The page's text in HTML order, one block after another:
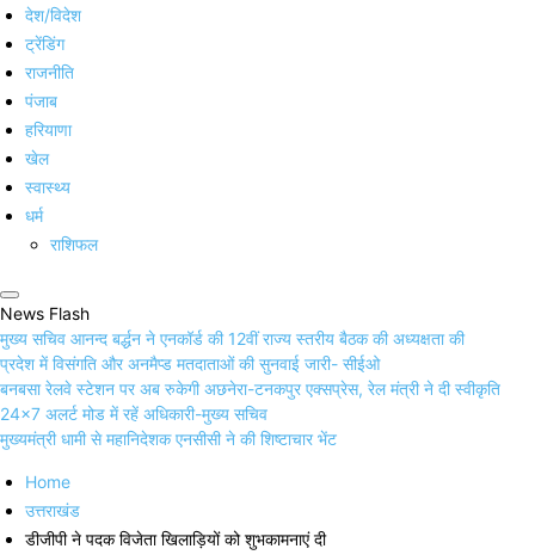
देश/विदेश
ट्रेंडिंग
राजनीति
पंजाब
हरियाणा
खेल
स्वास्थ्य
धर्म
राशिफल
News Flash
मुख्य सचिव आनन्द बर्द्धन ने एनकॉर्ड की 12वीं राज्य स्तरीय बैठक की अध्यक्षता की
प्रदेश में विसंगति और अनमैप्ड मतदाताओं की सुनवाई जारी- सीईओ
बनबसा रेलवे स्टेशन पर अब रुकेगी अछनेरा-टनकपुर एक्सप्रेस, रेल मंत्री ने दी स्वीकृति
24×7 अलर्ट मोड में रहें अधिकारी-मुख्य सचिव
मुख्यमंत्री धामी से महानिदेशक एनसीसी ने की शिष्टाचार भेंट
Home
उत्तराखंड
डीजीपी ने पदक विजेता खिलाड़ियों को शुभकामनाएं दी